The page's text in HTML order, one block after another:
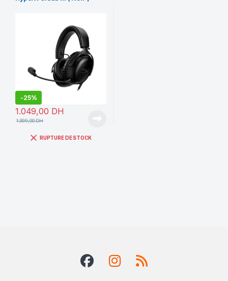
-25%
1.049,00 DH
1.399,00DH
RUPTURE DE STOCK